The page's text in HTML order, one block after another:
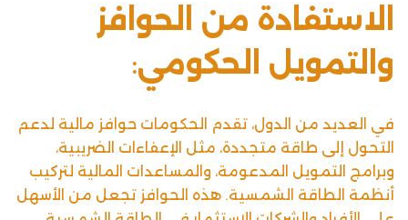
الاستفادة من الحوافز
والتمويل الحكومي:
في العديد من الدول، تقدم الحكومات حوافز مالية لدعم
التحول إلى طاقة متجددة، مثل الإعفاءات الضريبية،
وبرامج التمويل المدعومة، والمساعدات المالية لتركيب
أنظمة الطاقة الشمسية. هذه الحوافز تجعل من الأسهل